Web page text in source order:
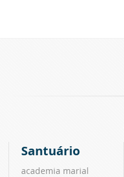
Santuário
academia marial